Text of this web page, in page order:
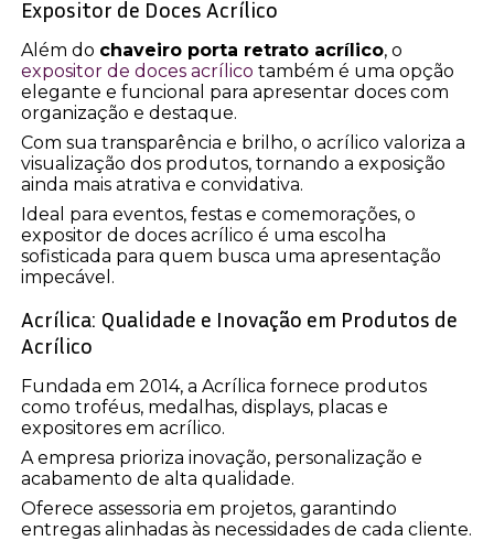
Expositor de Doces Acrílico
Além do chaveiro porta retrato acrílico, o
expositor de doces acrílico também é uma opção
elegante e funcional para apresentar doces com
organização e destaque.
Com sua transparência e brilho, o acrílico valoriza a
visualização dos produtos, tornando a exposição
ainda mais atrativa e convidativa.
Ideal para eventos, festas e comemorações, o
expositor de doces acrílico é uma escolha
sofisticada para quem busca uma apresentação
impecável.
Acrílica: Qualidade e Inovação em Produtos de
Acrílico
Fundada em 2014, a Acrílica fornece produtos
como troféus, medalhas, displays, placas e
expositores em acrílico.
A empresa prioriza inovação, personalização e
acabamento de alta qualidade.
Oferece assessoria em projetos, garantindo
entregas alinhadas às necessidades de cada cliente.